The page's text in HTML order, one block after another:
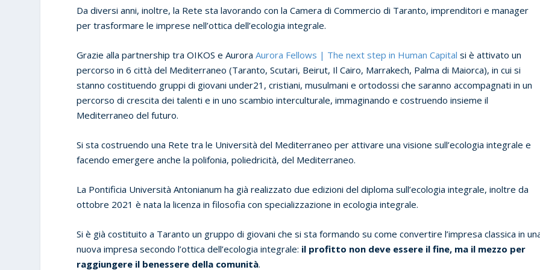
Da diversi anni, inoltre, la Rete sta lavorando con la Camera di Commercio di Taranto, imprenditori e manager
per trasformare le imprese nell’ottica dell’ecologia integrale.
Grazie alla partnership tra OIKOS e AuroraAurora Fellows | The next step in Human Capital si è attivato un
percorso in 6 città del Mediterraneo (Taranto, Scutari, Beirut, Il Cairo, Marrakech, Palma di Maiorca), in cui si
stanno costituendo gruppi di giovani under21, cristiani, musulmani e ortodossi che saranno accompagnati in un
percorso di crescita dei talenti e in uno scambio interculturale, immaginando e costruendo insieme il
Mediterraneo del futuro.
Si sta costruendo una Rete tra le Università del Mediterraneo per attivare una visione sull’ecologia integrale e
facendo emergere anche la polifonia, poliedricità, del Mediterraneo.
La Pontificia Università Antonianum ha già realizzato due edizioni del diploma sull’ecologia integrale, inoltre da
ottobre 2021 è nata la licenza in filosofia con specializzazione in ecologia integrale.
Si è già costituito a Taranto un gruppo di giovani che si sta formando su come convertire l’impresa classica in
nuova impresa secondo l’ottica dell’ecologia integrale: il profitto non deve essere il fine, ma il mezzo per
raggiungere il benessere della comunità.